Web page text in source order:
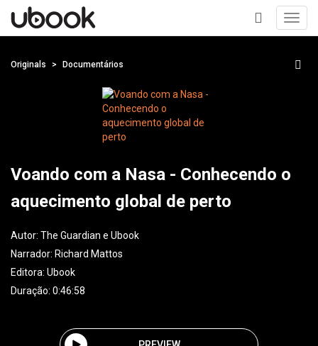
+
Originals Documentários
Voando com a Nasa - Conhecendo o
aquecimento global de perto
Autor: The Guardian e Ubook
Narrador: Richard Mattos
Editora: Ubook
Duração: 0:46:58